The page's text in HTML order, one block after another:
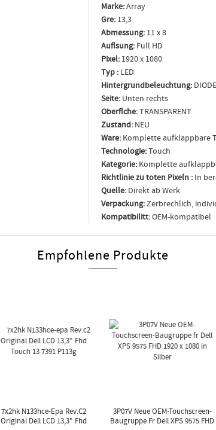
Marke:Array
Gre: 13,3
Abmessung: 11 x 8
Auflsung: Full HD
Pixel: 1920 x 1080
Typ : LED
Hintergrundbeleuchtung: DIODE
Seite: Unten rechts
Oberflche:TRANSPARENT
Zustand: NEU
Ware: Komplette aufklappbare
Technologie:Touch
Kategorie: Komplette
Richtlinie zu toten Pixeln : In
Quelle: Direkt ab Werk
Verpackung:Zerbrechlich,
Kompatibilitt:OEM-kompatibel
Empfohlene Produkte
7x2hk N133hce-Epa Rev.c2
Original Dell LCD 13,3" Fhd
3P07V Neue OEM-Touchscreen-
Baugruppe Fr Dell XPS 9575 FHD